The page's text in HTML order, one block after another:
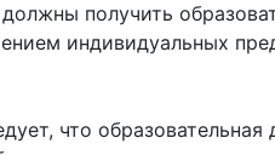
получить
индивидуальных
что